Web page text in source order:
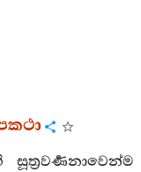
සූත්‍රවර්‍ණනාවෙන්ම